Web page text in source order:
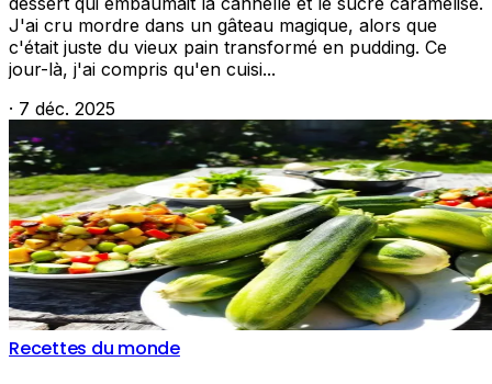
J'ai cru mordre dans un gâteau magique, alors que
c'était juste du vieux pain transformé en pudding. Ce
jour-là, j'ai compris qu'en cuisi...
· 7 déc. 2025
Recettes du monde